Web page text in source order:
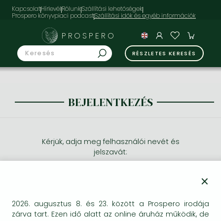
KapcsolatHírlevélRólunkSzállítási lehetőségek
Prospero könyvpiaci podcast
PROSPERO
RÉSZLETES KERESÉS
BEJELENTKEZÉS
Kérjük, adja meg felhasználói nevét és
jelszavát:
×
2026. augusztus 8. és 23. között a Prospero irodája
zárva tart. Ezen idő alatt az online áruház működik, de